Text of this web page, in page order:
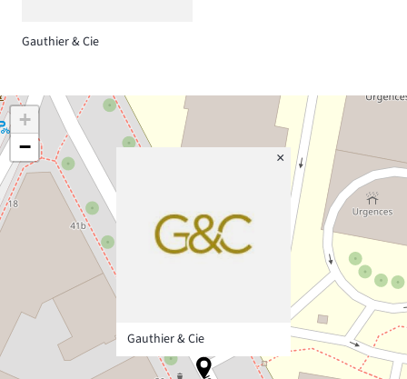
Gauthier & Cie
Gauthier & Cie
×
+
−